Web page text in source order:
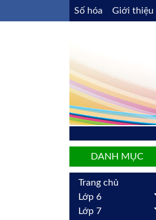
Số hóa Giới thiệu
DANH MỤC
Trang chủ
Lớp 6
Lớp 7